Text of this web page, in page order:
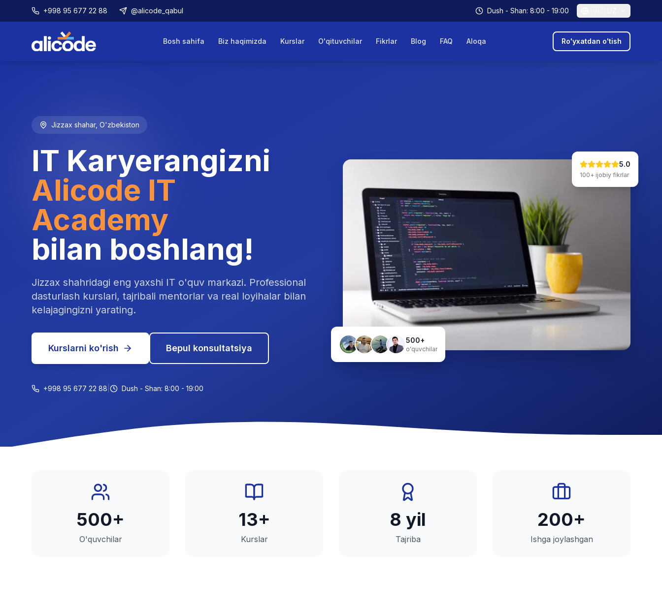
+998 95 677 22 88 @alicode_qabul Dush - Shan: 8:00 - 19:00
Bosh sahifa Biz haqimizda Kurslar O'qituvchilar Fikrlar Blog FAQ Aloqa Ro'yxatdan o'tish
Jizzax shahar, O'zbekiston
IT Karyerangizni
Alicode IT
Academy
bilan boshlang!
Jizzax shahridagi eng yaxshi IT o'quv markazi. Professional
dasturlash kurslari, tajribali mentorlar va real loyihalar bilan
kelajagingizni yarating.
Kurslarni ko'rish Bepul konsultatsiya
+998 95 677 22 88 Dush - Shan: 8:00 - 19:00
500+
o'quvchilar
5.0
100+ ijobiy fikrlar
500+
O'quvchilar
13+
Kurslar
8 yil
Tajriba
200+
Ishga joylashgan